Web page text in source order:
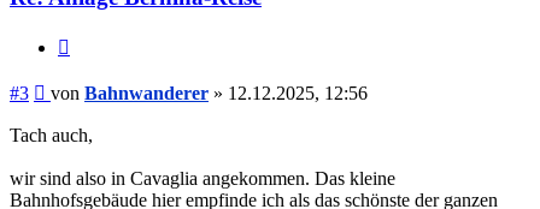
#3 Beitrag
von Bahnwanderer » 12.12.2025, 12:56
Tach auch,
wir sind also in Cavaglia angekommen. Das kleine
Bahnhofsgebäude hier empfinde ich als das schönste der ganzen